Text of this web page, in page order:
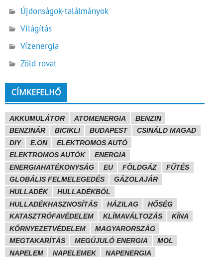
Újdonságok-találmányok
Világítás
Vízenergia
Zöld rovat
CÍMKEFELHŐ
AKKUMULÁTOR ATOMENERGIA
BENZIN
BENZINÁR
BICIKLI BUDAPEST
CSINÁLD MAGAD
DIY
E.ON
ELEKTROMOS AUTÓ
ELEKTROMOS AUTÓK
ENERGIA
ENERGIAHATÉKONYSÁG
EU FÖLDGÁZ
FŰTÉS
GLOBÁLIS FELMELEGEDÉS
GÁZOLAJÁR
HULLADÉK
HULLADÉKBÓL
HULLADÉKHASZNOSÍTÁS
HÁZILAG
HŐSÉG
KATASZTRÓFAVÉDELEM
KLÍMAVÁLTOZÁS
KÍNA
KÖRNYEZETVÉDELEM
MAGYARORSZÁG
MEGTAKARÍTÁS
MEGÚJULÓ ENERGIA
MOL
NAPELEM
NAPELEMEK
NAPENERGIA